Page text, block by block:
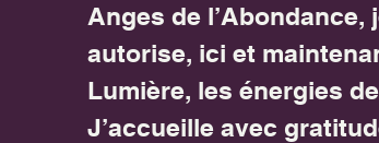
Anges de
autorise, ici et
Lumière, les énergies
J’accueille avec